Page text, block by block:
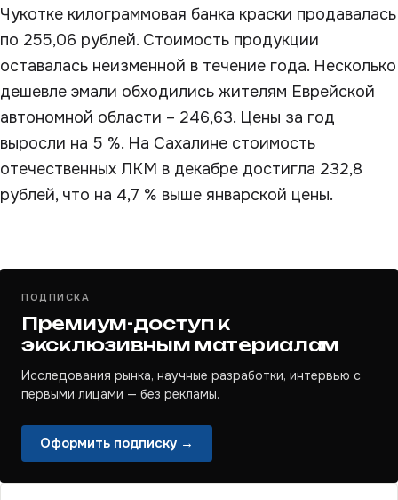
Чукотке килограммовая банка краски продавалась
по 255,06 рублей. Стоимость продукции
оставалась неизменной в течение года. Несколько
дешевле эмали обходились жителям Еврейской
автономной области – 246,63. Цены за год
выросли на 5 %. На Сахалине стоимость
отечественных ЛКМ в декабре достигла 232,8
рублей, что на 4,7 % выше январской цены.
ПОДПИСКА
Премиум-доступ к
эксклюзивным материалам
Исследования рынка, научные разработки, интервью с
первыми лицами — без рекламы.
Оформить подписку →